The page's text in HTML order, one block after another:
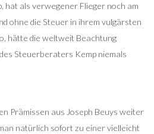
hat als verwegener Flieger noch am
ohne die Steuer in ihrem vulgärsten
hätte die weltweit Beachtung
Steuerberaters Kemp niemals
Prämissen aus Joseph Beuys weiter
natürlich sofort zu einer vielleicht